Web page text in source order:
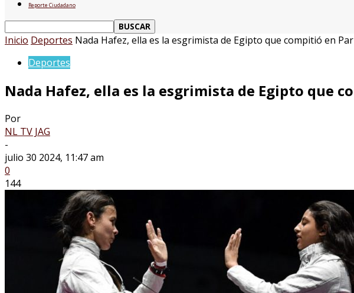
Reporte Ciudadano
Inicio Deportes Nada Hafez, ella es la esgrimista de Egipto que compitió en
Deportes
Nada Hafez, ella es la esgrimista de Egipto que
Por
NL TV JAG
-
julio 30 2024, 11:47 am
0
144